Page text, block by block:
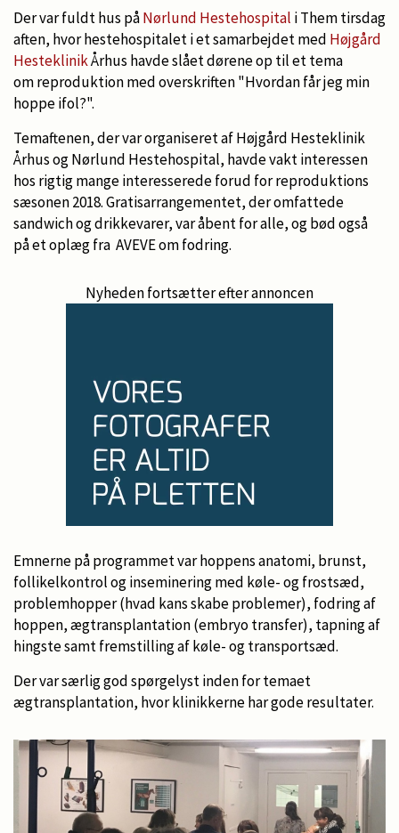
Der var fuldt hus påNørlund Hestehospital i Them tirsdag
aften, hvor hestehospitalet i et samarbejdet med Højgård
HesteklinikÅrhus havde slået dørene op til et tema
om reproduktion med overskriften "Hvordan får jeg min
hoppe ifol?".
Temaftenen, der var organiseret af Højgård Hesteklinik
Århus og Nørlund Hestehospital, havde vakt interessen
hos rigtig mange interesserede forud for reproduktions
sæsonen 2018. Gratisarrangementet, der omfattede
sandwich og drikkevarer, var åbent for alle, og bød også
på et oplæg fra AVEVE om fodring.
Nyheden fortsætter efter annoncen
Emnerne på programmet var hoppens anatomi, brunst,
follikelkontrol og inseminering med køle- og frostsæd,
problemhopper (hvad kans skabe problemer), fodring af
hoppen, ægtransplantation (embryo transfer), tapning af
hingste samt fremstilling af køle- og transportsæd.
Der var særlig god spørgelyst inden for temaet
ægtransplantation, hvor klinikkerne har gode resultater.